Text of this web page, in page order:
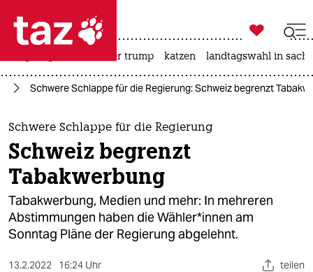
 taz zahl ich
taz zahl ich
themen
politik
öko
gesellschaft

taz zahl ich
usa unter trump katzen landtagswahl in
Schwere Schlappe für die Regierung: Schweiz begrenzt
Schwere Schlappe für die Regierung
Schweiz begrenzt
Tabakwerbung
Tabakwerbung, Medien und mehr: In mehreren
Abstimmungen haben die Wäh­le­r*in­nen am
Sonntag Pläne der Regierung abgelehnt.
13.2.2022 16:24 Uhr teilen